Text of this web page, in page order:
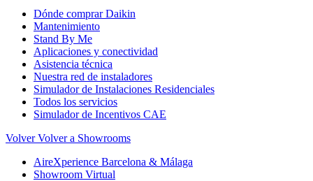
Dónde comprar Daikin
Mantenimiento
Stand By Me
Aplicaciones y conectividad
Asistencia técnica
Nuestra red de instaladores
Simulador de Instalaciones Residenciales
Todos los servicios
Simulador de Incentivos CAE
Volver Volver a Showrooms
AireXperience Barcelona & Málaga
Showroom Virtual